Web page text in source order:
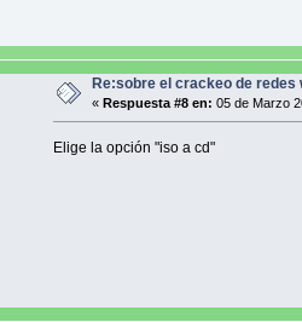
Re:sobre el crackeo de redes
« Respuesta #8 en: 05 de Marzo
Elige la opción "iso a cd"